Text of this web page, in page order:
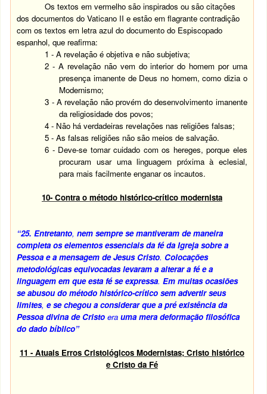
Os textos em vermelho são inspirados ou são citações
dos documentos do Vaticano II e estão em flagrante contradição
com os textos em letra azul do documento do Espiscopado
espanhol, que reafirma:
1 -A revelação é objetiva e não subjetiva;
2 -A revelação não vem do interior do homem por uma
presença imanente de Deus no homem, como dizia o
Modernismo;
3 -A revelação não provém do desenvolvimento imanente
da religiosidade dos povos;
4 - Não há verdadeiras revelações nas religiões falsas;
5 - As falsas religiões não são meios de salvação.
6 - Deve-se tomar cuidado com os hereges, porque eles
procuram usar uma linguagem próxima à eclesial,
para mais facilmente enganar os incautos.
10- Contra o método histórico-crítico modernista
“25. Entretanto,nem sempre se mantiveram de maneira
completa os elementos essenciais da fé da Igreja sobre a
Pessoa e a mensagem de Jesus Cristo. Colocações
metodológicas equivocadas levaram a alterar a fé e a
linguagem em que esta fé se expressa.Em muitas ocasiões
se abusou do método histórico-crítico sem advertir seus
limites,e se chegou a considerar que a pré existência da
Pessoa divina de Cristo erauma mera deformação filosófica
do dado bíblico”
11 - Atuais Erros Cristológicos Modernistas; Cristo histórico
e Cristo da Fé